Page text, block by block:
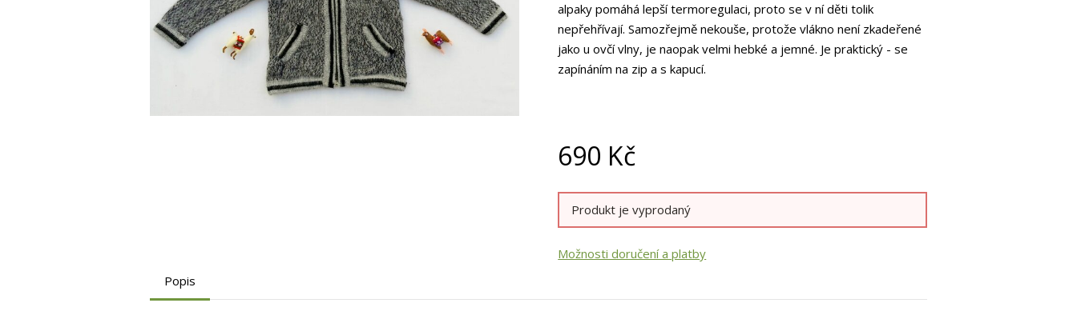
alpaky pomáhá lepší termoregulaci, proto se v ní děti tolik
nepřehřívají. Samozřejmě nekouše, protože vlákno není zkadeřené
jako u ovčí vlny, je naopak velmi hebké a jemné. Je praktický - se
zapínáním na zip a s kapucí.
690 Kč
Produkt je vyprodaný
Možnosti doručení a platby
Popis